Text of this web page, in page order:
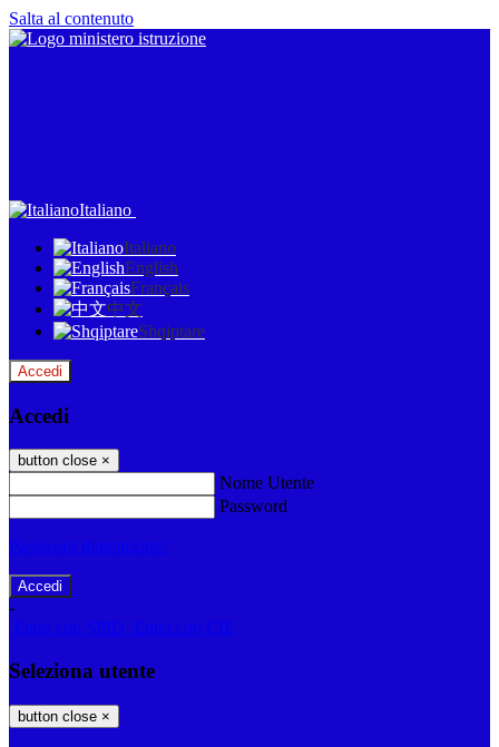
Salta al contenuto
Italiano
Italiano
English
Français
中文
Shqiptare
Accedi
Accedi
button close ×
Nome Utente
Password
Password dimenticata?
-
Entra con SPID
Entra con CIE
Seleziona utente
button close ×